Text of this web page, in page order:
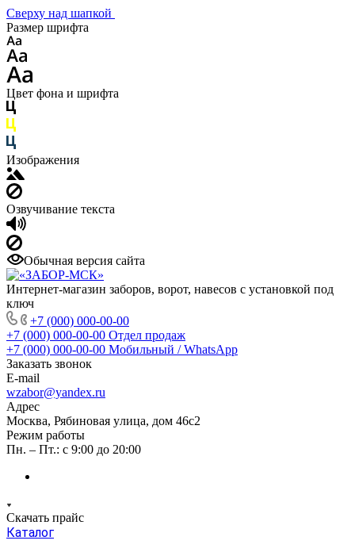
Сверху над шапкой
Размер шрифта
Цвет фона и шрифта
Изображения
Озвучивание текста
Обычная версия сайта
Интернет-магазин заборов, ворот, навесов с установкой под
ключ
+7 (000) 000-00-00
+7 (000) 000-00-00 Отдел продаж
+7 (000) 000-00-00 Мобильный / WhatsApp
Заказать звонок
E-mail
wzabor@yandex.ru
Адрес
Москва, Рябиновая улица, дом 46с2
Режим работы
Пн. – Пт.: с 9:00 до 20:00
Скачать прайс
Каталог